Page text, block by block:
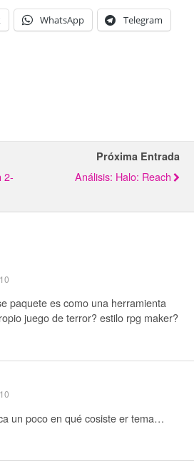
WhatsApp Telegram
2-
Próxima Entrada
Análisis: Halo: Reach
paquete es como una herramienta
juego de terror? estilo rpg maker?
un poco en qué cosiste er tema…